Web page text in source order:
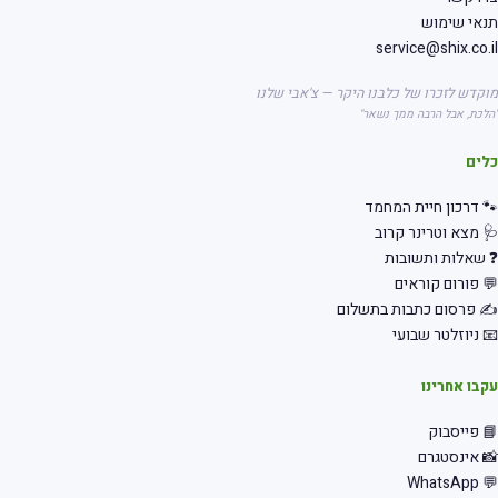
שימוש
לזכרו של כלבנו היקר — צ'אבי שלנו
אבל הרבה ממך נשאר"
דרכון חיית המחמד
מצא וטרינר קרוב
שאלות ותשובות
פורום קוראים
פרסום כתבות בתשלום
ניוזלטר שבועי
אחרינו
פייסבוק
אינסטגרם
💬